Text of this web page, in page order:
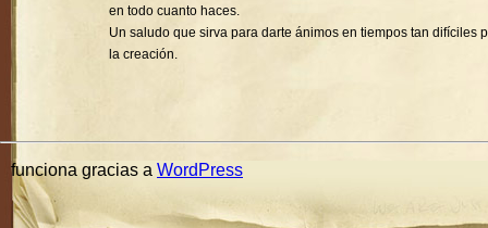
en todo cuanto haces.
Un saludo que sirva para darte ánimos en tiempos tan difíciles
la creación.
funciona gracias a WordPress